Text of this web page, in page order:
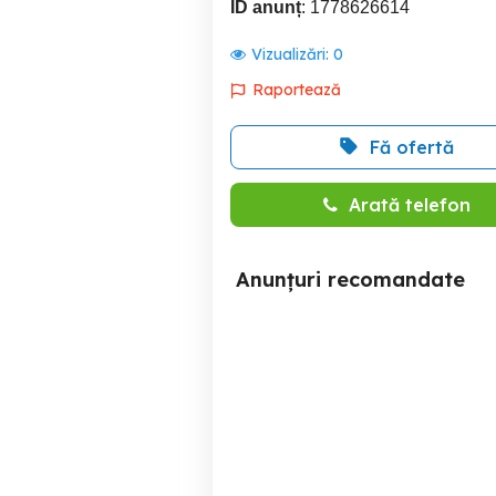
ID anunț: 1778626614
Vizualizări: 0
Raportează
Fă ofertă
Arată telefon
Anunțuri recomandate